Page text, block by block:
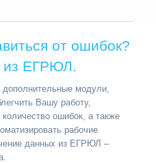
от ошибок?
из ЕГРЮЛ.
модули,
Вашу работу,
ошибок, а также
рабочие
данных из ЕГРЮЛ –